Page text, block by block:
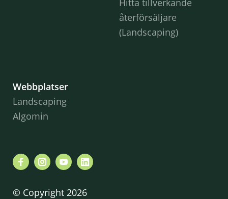
återförsäljare
(Landscaping)
Webbplatser
Landscaping
Algomin
© Copyright 2026